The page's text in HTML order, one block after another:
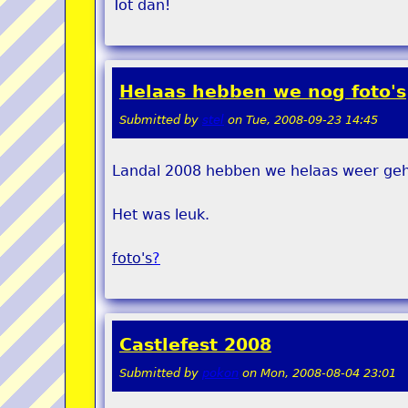
Tot dan!
Helaas hebben we nog foto's
Submitted by stel on Tue, 2008-09-23 14:45
Landal 2008 hebben we helaas weer
Het was leuk.
foto's?
Castlefest 2008
Submitted by pokon on Mon, 2008-08-04 23:01